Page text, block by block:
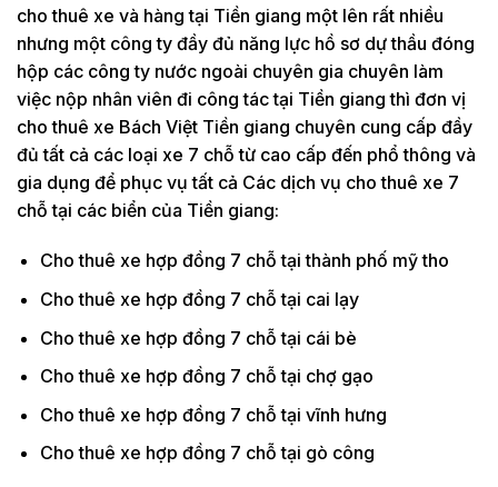
cho thuê xe và hàng tại Tiền giang một lên rất nhiều
nhưng một công ty đầy đủ năng lực hồ sơ dự thầu đóng
hộp các công ty nước ngoài chuyên gia chuyên làm
việc nộp nhân viên đi công tác tại Tiền giang thì đơn vị
cho thuê xe Bách Việt Tiền giang chuyên cung cấp đầy
đủ tất cả các loại xe 7 chỗ từ cao cấp đến phổ thông và
gia dụng để phục vụ tất cả Các dịch vụ cho thuê xe 7
chỗ tại các biển của Tiền giang:
Cho thuê xe hợp đồng 7 chỗ tại thành phố mỹ tho
Cho thuê xe hợp đồng 7 chỗ tại cai lạy
Cho thuê xe hợp đồng 7 chỗ tại cái bè
Cho thuê xe hợp đồng 7 chỗ tại chợ gạo
Cho thuê xe hợp đồng 7 chỗ tại vĩnh hưng
Cho thuê xe hợp đồng 7 chỗ tại gò công